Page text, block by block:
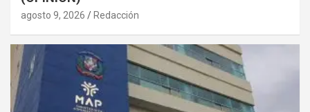
agosto 9, 2026 Redacción